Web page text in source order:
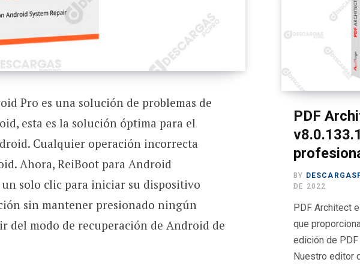
Pro es una solución de problemas de
esta es la solución óptima para el
Cualquier operación incorrecta
Ahora, ReiBoot para Android
solo clic para iniciar su dispositivo
sin mantener presionado ningún
del modo de recuperación de Android de
b
o
k
i
t
r
)
PDF
BY
DE 2022
PDF Architect
que
edición de
Nuestro editor